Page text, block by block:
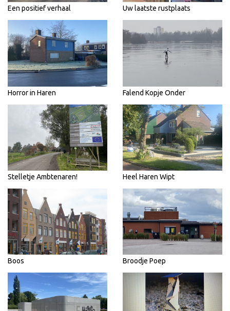
Een positief verhaal Uw laatste rustplaats
Horror in Haren Falend Kopje Onder
Stelletje Ambtenaren! Heel Haren Wipt
Boos Broodje Poep